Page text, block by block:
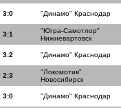
3:0 "Динамо" Краснодар
3:1
"Югра-Самотлор"
Нижневартовск
3:2 "Динамо" Краснодар
2:3
"Локомотив"
Новосибирск
3:0 "Динамо" Краснодар